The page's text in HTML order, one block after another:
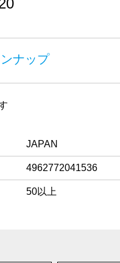
ナップ
JAPAN
4962772041536
50以上